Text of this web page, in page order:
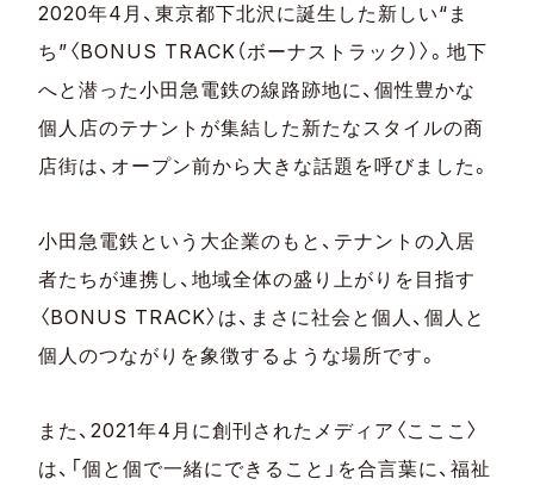
2020年4月、東京都下北沢に誕生した新しい“ま
ち”〈BONUS TRACK（ボーナストラック）〉。地下
へと潜った小田急電鉄の線路跡地に、個性豊かな
個人店のテナントが集結した新たなスタイルの商
店街は、オープン前から大きな話題を呼びました。
小田急電鉄という大企業のもと、テナントの入居
者たちが連携し、地域全体の盛り上がりを目指す
〈BONUS TRACK〉は、まさに社会と個人、個人と
個人のつながりを象徴するような場所です。
また、2021年4月に創刊されたメディア〈こここ〉
は、「個と個で一緒にできること」を合言葉に、福祉